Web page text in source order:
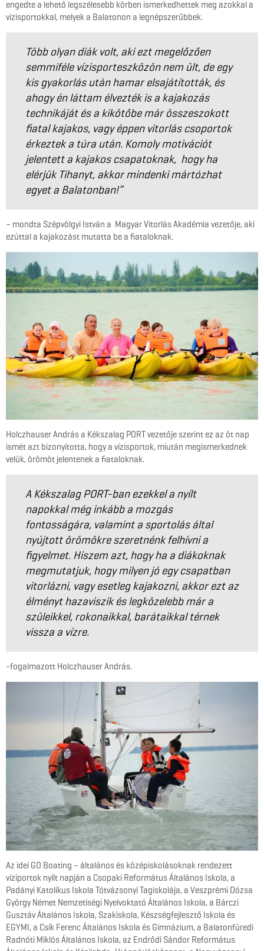
engedte a lehető legszélesebb körben ismerkedhettek meg azokkal a
vízisportokkal, melyek a Balatonon a legnépszerűbbek.
Több olyan diák volt, aki ezt megelőzően
semmiféle vízisporteszközön nem ült, de egy
kis gyakorlás után hamar elsajátították, és
ahogy én láttam élvezték is a kajakozás
technikáját és a kikötőbe már összeszokott
fiatal kajakos, vagy éppen vitorlás csoportok
érkeztek a túra után. Komoly motivációt
jelentett a kajakos csapatoknak, hogy ha
elérjük Tihanyt, akkor mindenki mártózhat
egyet a Balatonban!”
– mondta Szépvölgyi István a Magyar Vitorlás Akadémia vezetője, aki
ezúttal a kajakozást mutatta be a fiataloknak.
Holczhauser András a Kékszalag PORT vezetője szerint ez az öt nap
ismét azt bizonyította, hogy a vízisportok, miután megismerkednek
velük, örömöt jelentenek a fiataloknak.
A Kékszalag PORT-ban ezekkel a nyílt
napokkal még inkább a mozgás
fontosságára, valamint a sportolás által
nyújtott örömökre szeretnénk felhívni a
figyelmet. Hiszem azt, hogy ha a diákoknak
megmutatjuk, hogy milyen jó egy csapatban
vitorlázni, vagy esetleg kajakozni, akkor ezt az
élményt hazaviszik és legközelebb már a
szüleikkel, rokonaikkal, barátaikkal térnek
vissza a vízre.
-fogalmazott Holczhauser András.
Az idei GO Boating – általános és középiskolásoknak rendezett
víziportok nyílt napján a Csopaki Református Általános Iskola, a
Padányi Katolikus Iskola Tótvázsonyi Tagiskolája, a Veszprémi Dózsa
György Német Nemzetiségi Nyelvoktató Általános Iskola, a Bárczi
Gusztáv Általános Iskola, Szakiskola, Készségfejlesztő Iskola és
EGYMI, a Csík Ferenc Általános Iskola és Gimnázium, a Balatonfüredi
Radnóti Miklós Általános Iskola, az Endrődi Sándor Református